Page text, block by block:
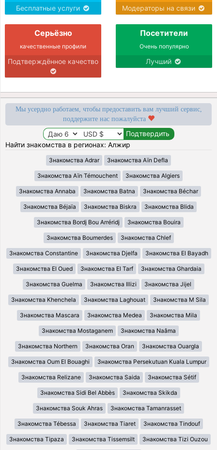
Бесплатные услуги Модераторы на связи
Серьёзно
качественные профили
Подтверждённое качество
Посетители
Очень популярно
Лучший
Мы усердно работаем, чтобы предоставить вам лучший сервис,
поддержите нас пожалуйста
Найти знакомства в регионах: Алжир
Знакомства Adrar Знакомства Aïn Defla
Знакомства Aïn Témouchent Знакомства Algiers
Знакомства Annaba Знакомства Batna Знакомства Béchar
Знакомства Béjaïa Знакомства Biskra Знакомства Blida
Знакомства Bordj Bou Arréridj Знакомства Bouira
Знакомства Boumerdes Знакомства Chlef
Знакомства Constantine Знакомства Djelfa Знакомства El Bayadh
Знакомства El Oued Знакомства El Tarf Знакомства Ghardaia
Знакомства Guelma Знакомства Illizi Знакомства Jijel
Знакомства Khenchela Знакомства Laghouat Знакомства M Sila
Знакомства Mascara Знакомства Medea Знакомства Mila
Знакомства Mostaganem Знакомства Naâma
Знакомства Northern Знакомства Oran Знакомства Ouargla
Знакомства Oum El Bouaghi Знакомства Persekutuan Kuala Lumpur
Знакомства Relizane Знакомства Saida Знакомства Sétif
Знакомства Sidi Bel Abbès Знакомства Skikda
Знакомства Souk Ahras Знакомства Tamanrasset
Знакомства Tébessa Знакомства Tiaret Знакомства Tindouf
Знакомства Tipaza Знакомства Tissemsilt Знакомства Tizi Ouzou